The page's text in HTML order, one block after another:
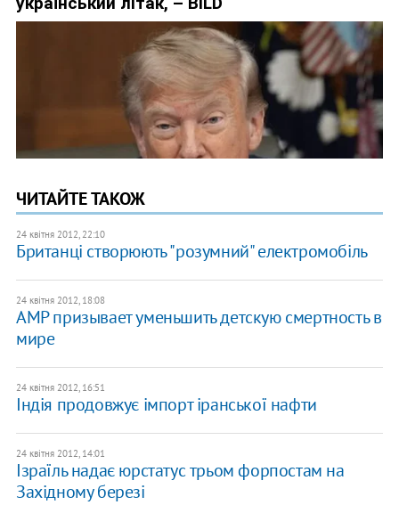
ЧИТАЙТЕ ТАКОЖ
24 квітня 2012, 22:10
Британці створюють "розумний" електромобіль
24 квітня 2012, 18:08
АМР призывает уменьшить детскую смертность в
мире
24 квітня 2012, 16:51
Індія продовжує імпорт іранської нафти
24 квітня 2012, 14:01
Ізраїль надає юрстатус трьом форпостам на
Західному березі